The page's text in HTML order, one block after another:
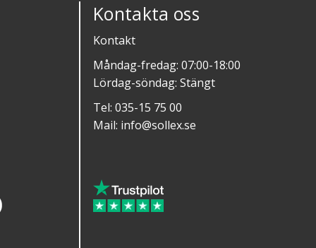
Kontakta oss
Kontakt
Måndag-fredag: 07:00-18:00
Lördag-söndag: Stängt
Tel: 035-15 75 00
Mail: info@sollex.se